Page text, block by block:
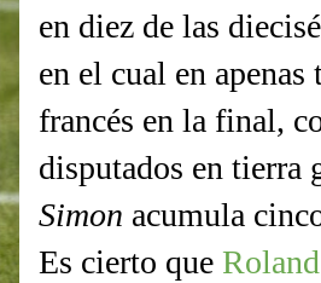
en diez de las
en el cual en
francés en la final,
disputados en tierra
Simon acumula
Es cierto que